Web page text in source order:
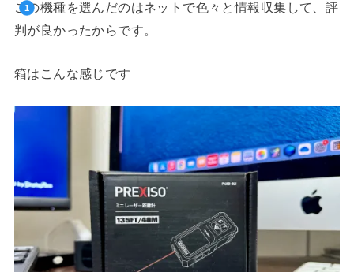
この機種を選んだのはネットで色々と情報収集して、評
判が良かったからです。
箱はこんな感じです